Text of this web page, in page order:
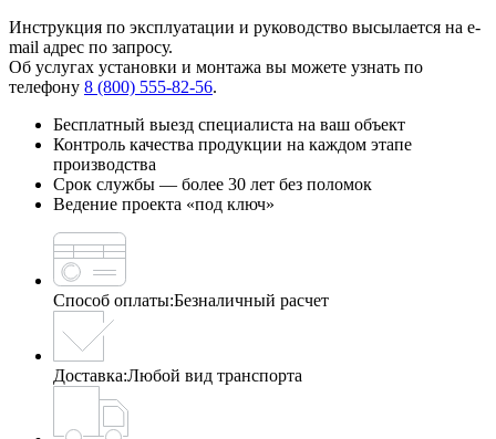
Инструкция по эксплуатации и руководство высылается на e-
mail адрес по запросу.
Об услугах установки и монтажа вы можете узнать по
телефону 8 (800) 555-82-56.
Бесплатный выезд специалиста на ваш объект
Контроль качества продукции на каждом этапе
производства
Срок службы — более 30 лет без поломок
Ведение проекта «под ключ»
Способ оплаты:Безналичный расчет
Доставка:Любой вид транспорта